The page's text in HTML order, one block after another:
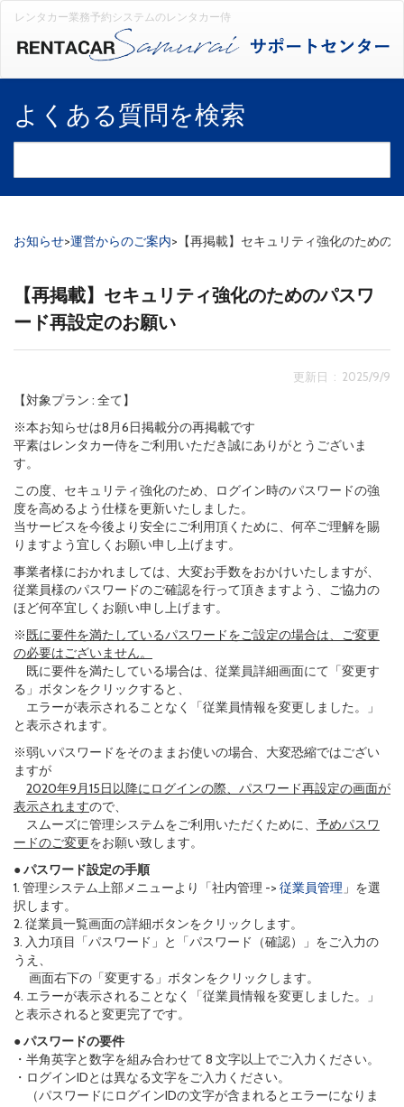
レンタカー業務予約システムのレンタカー侍
よくある質問を検索
お知らせ>運営からのご案内> 【再掲載】セキュリティ強化のための
【再掲載】セキュリティ強化のためのパスワ
ード再設定のお願い
更新日 : 2025/9/9
【対象プラン : 全て】
※本お知らせは8月6日掲載分の再掲載です
平素はレンタカー侍をご利用いただき誠にありがとうございま
す。
この度、セキュリティ強化のため、ログイン時のパスワードの強
度を高めるよう仕様を更新いたしました。
当サービスを今後より安全にご利用頂くために、何卒ご理解を賜
りますよう宜しくお願い申し上げます。
事業者様におかれましては、大変お手数をおかけいたしますが、
従業員様のパスワードのご確認を行って頂きますよう、ご協力の
ほど何卒宜しくお願い申し上げます。
※既に要件を満たしているパスワードをご設定の場合は、ご変更
の必要はございません。
既に要件を満たしている場合は、従業員詳細画面にて「変更す
る」ボタンをクリックすると、
エラーが表示されることなく「従業員情報を変更しました。」
と表示されます。
※弱いパスワードをそのままお使いの場合、大変恐縮ではござい
ますが
2020年9月15日以降にログインの際、パスワード再設定の画面が
表示されますので、
スムーズに管理システムをご利用いただくために、 予めパスワ
ードのご変更をお願い致します。
● パスワード設定の手順
1. 管理システム上部メニューより「社内管理 -> 従業員管理 」を選
択します。
2. 従業員一覧画面の詳細ボタンをクリックします。
3. 入力項目「パスワード」と「パスワード（確認）」をご入力の
うえ、
画面右下の「変更する」ボタンをクリックします。
4. エラーが表示されることなく「従業員情報を変更しました。」
と表示されると変更完了です。
● パスワードの要件
・半角英字と数字を組み合わせて 8 文字以上でご入力ください。
・ログインIDとは異なる文字をご入力ください。
（パスワードにログインIDの文字が含まれるとエラーになりま